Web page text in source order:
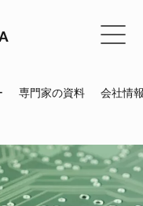
専門家の資料 会社情